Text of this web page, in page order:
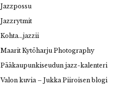
Jazzpossu
Jazzrytmit
Kohta…jazzii
Maarit Kytöharju Photography
Pääkaupunkiseudun jazz-kalenteri
Valon kuvia – Jukka Piiroisen blogi